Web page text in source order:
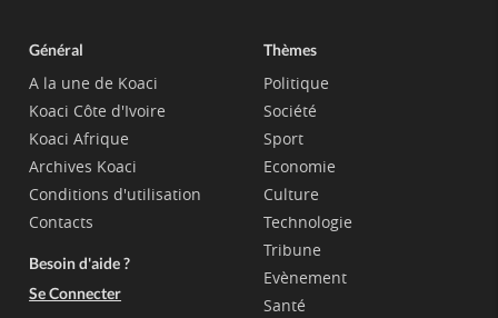
Général
A la une de Koaci
Koaci Côte d'Ivoire
Koaci Afrique
Archives Koaci
Conditions d'utilisation
Contacts
Besoin d'aide ?
Se Connecter
Thèmes
Politique
Société
Sport
Economie
Culture
Technologie
Tribune
Evènement
Santé